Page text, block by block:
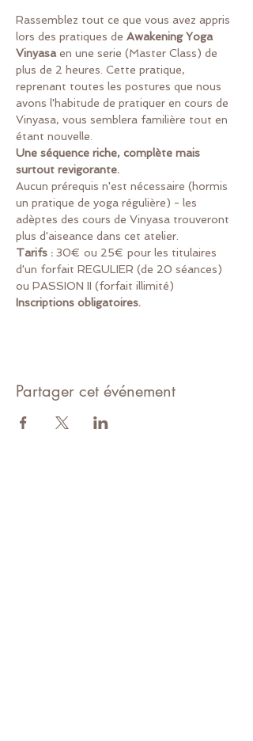
Rassemblez tout ce que vous avez appris
lors des pratiques de Awakening Yoga
Vinyasa en une serie (Master Class) de
plus de 2 heures. Cette pratique,
reprenant toutes les postures que nous
avons l'habitude de pratiquer en cours de
Vinyasa, vous semblera familière tout en
étant nouvelle.
Une séquence riche, complète mais
surtout revigorante.
Aucun prérequis n'est nécessaire (hormis
un pratique de yoga régulière) - les
adèptes des cours de Vinyasa trouveront
plus d'aiseance dans cet atelier.
Tarifs : 30€ ou 25€ pour les titulaires
d'un forfait REGULIER (de 20 séances)
ou PASSION II (forfait illimité)
Inscriptions obligatoires.
Partager cet événement